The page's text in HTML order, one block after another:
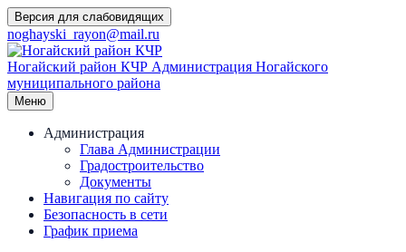
Перейти
к
содержимому
Версия для слабовидящих
noghayski_rayon@mail.ru
Ногайский район КЧР Администрация Ногайского
муниципального района
Меню
Администрация
Глава Администрации
Градостроительство
Документы
Навигация по сайту
Безопасность в сети
График приема